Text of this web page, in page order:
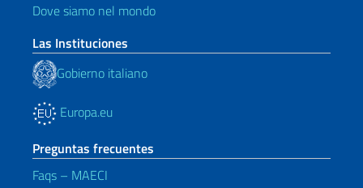
Dove siamo nel mondo
Las Instituciones
Gobierno italiano
Europa.eu
Preguntas frecuentes
Faqs – MAECI